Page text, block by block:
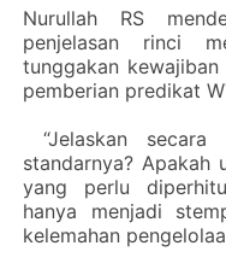
‎Nurullah RS
penjelasan rinci
tunggakan
pemberian predikat
“Jelaskan
standarnya? Apakah
yang perlu
hanya menjadi
kelemahan